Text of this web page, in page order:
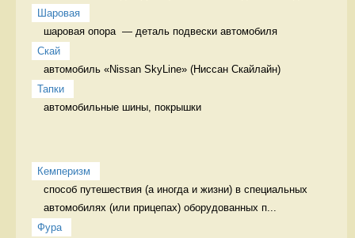
Шаровая
шаровая опора  — деталь подвески автомобиля
Скай
автомобиль «Nissan SkyLine» (Ниссан Скайлайн)
Тапки
автомобильные шины, покрышки
Кемперизм
способ путешествия (а иногда и жизни) в специальных
автомобилях (или прицепах) оборудованных п...
Фура